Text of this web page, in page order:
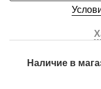
Наличие в